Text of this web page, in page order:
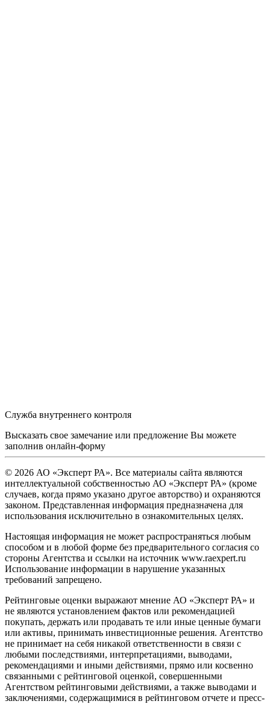
Служба внутреннего контроля
Высказать свое замечание или предложение Вы можете
заполнив онлайн-форму
© 2026 АО «Эксперт РА». Все материалы сайта являются
интеллектуальной собственностью АО «Эксперт РА» (кроме
случаев, когда прямо указано другое авторство) и охраняются
законом. Представленная информация предназначена для
использования исключительно в ознакомительных целях.
Настоящая информация не может распространяться любым
способом и в любой форме без предварительного согласия со
стороны Агентства и ссылки на источник www.raexpert.ru
Использование информации в нарушение указанных
требований запрещено.
Рейтинговые оценки выражают мнение АО «Эксперт РА» и
не являются установлением фактов или рекомендацией
покупать, держать или продавать те или иные ценные бумаги
или активы, принимать инвестиционные решения. Агентство
не принимает на себя никакой ответственности в связи с
любыми последствиями, интерпретациями, выводами,
рекомендациями и иными действиями, прямо или косвенно
связанными с рейтинговой оценкой, совершенными
Агентством рейтинговыми действиями, а также выводами и
заключениями, содержащимися в рейтинговом отчете и пресс-